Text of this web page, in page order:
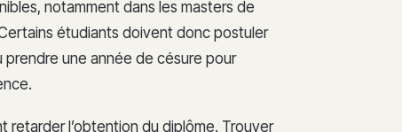
notamment dans les masters de
étudiants doivent donc postuler
une année de césure pour
retarder l’obtention du diplôme. Trouver